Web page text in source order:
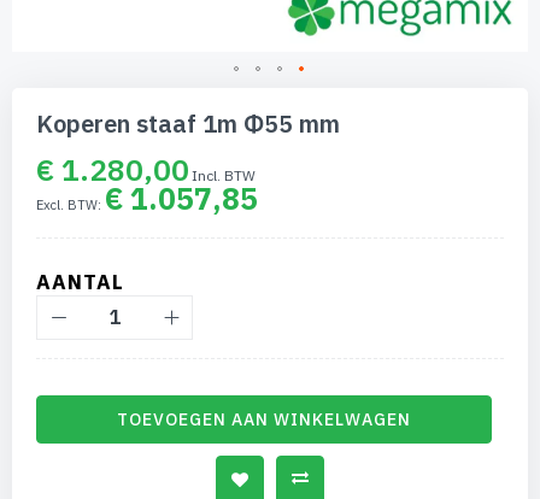
naar
begin
Koperen staaf 1m Φ55 mm
€ 1.280,00
€ 1.057,85
AANTAL
TOEVOEGEN AAN WINKELWAGEN